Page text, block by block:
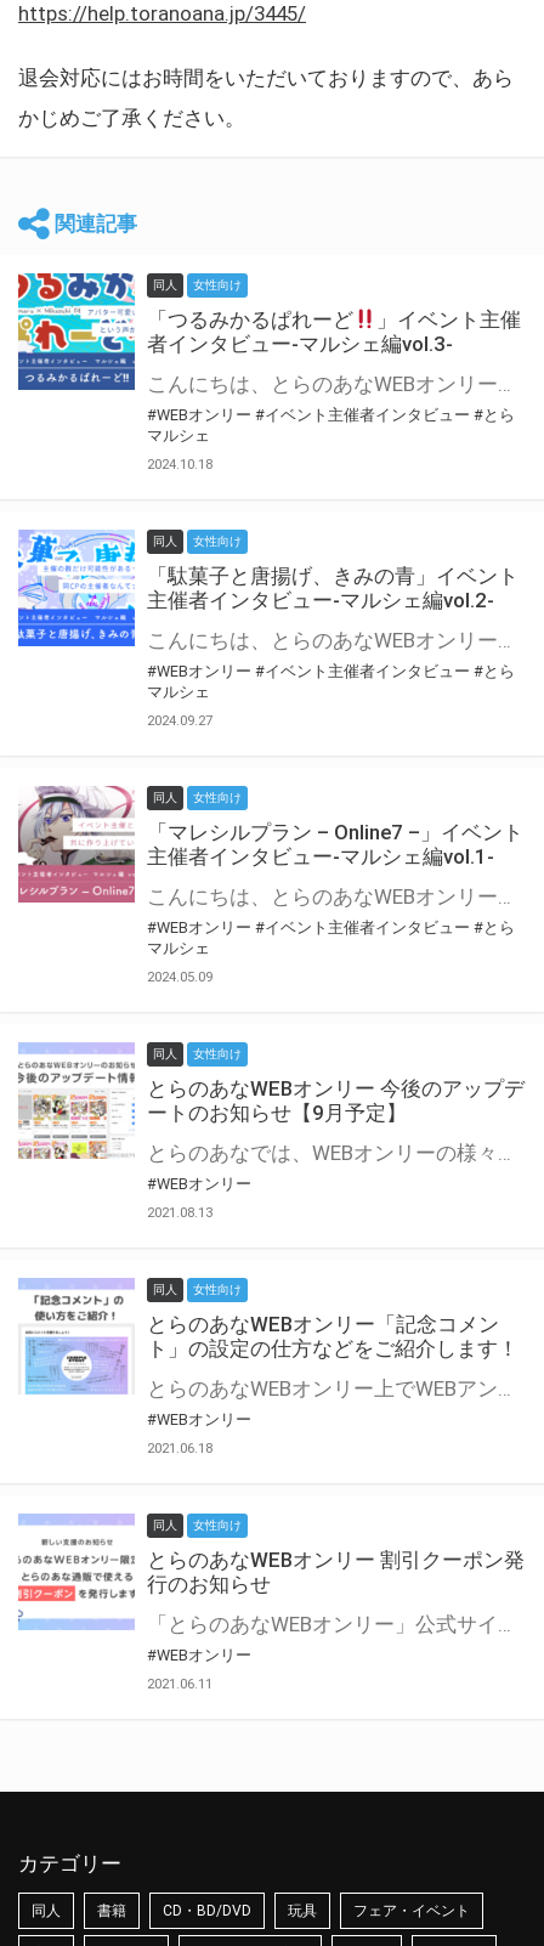
https://help.toranoana.jp/3445/
退会対応にはお時間をいただいておりますので、あら
かじめご了承ください。
関連記事
同人 女性向け
「つるみかるぱれーど
」イベント主催
者インタビュー-マルシェ編vol.3-
こんにちは、とらのあなWEBオンリー運営スタッフです。 新たにお届けする、イベント主催者インタビュー-マルシェ編-は、 とらのあなWEBオンリー「マルシェ」をご利用した主催様に 「マルシェ」を使って開催した感想や心がけをお聞きする企画です。 今回は、WEBオンリー初開催「つるみかるぱれーど
#WEBオンリー #イベント主催者インタビュー #とら
マルシェ
2024.10.18
同人 女性向け
「駄菓子と唐揚げ、きみの青」イベント
主催者インタビュー-マルシェ編vol.2-
こんにちは、とらのあなWEBオンリー運営スタッフです。 新たにお届けする、イベント主催者インタビュー-マルシェ編-は、 とらのあなWEBオンリー「マルシェ」をご利用の主催様に 「マルシェ」を使ってイベントを開催した感想や心がけをお聞きする企画です。 今回は、WEBオンリー初開催「駄菓子と唐揚げ、きみの青」より、 主催のぎこ六屋様にお話を伺いました。 協力：ぎこ六屋様／イベント公式Twitter（@krkgwks） とらのあなWEBオンリー「マルシェ」とは？ WEBオンリーでリアルタイムでコミュニケーションがとれるオンライン会場です。
#WEBオンリー #イベント主催者インタビュー #とら
マルシェ
2024.09.27
同人 女性向け
「マレシルプラン – Online7 –」イベント
主催者インタビュー-マルシェ編vol.1-
こんにちは、とらのあなWEBオンリー運営スタッフです。 新たにお届けする、イベント主催者インタビュー-マルシェ編-は、 とらのあなWEBオンリー「マルシェ」をご利用した主催様に 「マルシェ」を使って開催した感想や心がけをお聞きする企画です。 今回は、WEBオンリー開催7回目迎えた「マレシルプラン – Online7 –」より、 主催の玉川うた様にお話を伺いました。 ▼マレシルプランのインタビュー前回記事 「イベント主催者インタビュー vol.6」はこちら 協力：玉川うた様（マレシルプラン実行委員会 代表）／イベント公式Twitter（@mallesil_plan） とらのあなWEBオンリー「マルシェ」とは？ WEBオンリーでリアルタイムでコミュニケーションがとれるオンライン会場です。
#WEBオンリー #イベント主催者インタビュー #とら
マルシェ
2024.05.09
同人 女性向け
とらのあなWEBオンリー 今後のアップデ
ートのお知らせ【9月予定】
とらのあなでは、WEBオンリーの様々な支援を実施しています。 今回は2021年9月に実装を予定しているアップデート情報についてご紹介いたします。 とらのあなWEBオンリーサイトはこちら
#WEBオンリー
2021.08.13
同人 女性向け
とらのあなWEBオンリー「記念コメン
ト」の設定の仕方などをご紹介します！
とらのあなWEBオンリー上でWEBアンソロジーが作成できる「記念コメント」について、その使い方や作成手順を解説します！ 支援タイプを「サークル参加型」「サークル参加型・マルシェ(イベント会場)機能付き」でお申し込みいただいている主催者様はぜひご活用ください♪ とらのあなWEBオンリーサイトはこちら
#WEBオンリー
2021.06.18
同人 女性向け
とらのあなWEBオンリー 割引クーポン発
行のお知らせ
「とらのあなWEBオンリー」公式サイトでとらのあな通販の「割引クーポン」を配布中！ イベントごとに開催当日限定で使える割引クーポンのシリアルコードを発行します。 とらのあなWEBオンリーのページをチェックして、イベント当日にお得にお買い物を楽しみましょう♪ ※本キャンペーンは予告なく終了する場合がございます。 とらのあなWEBオンリーサイトはこちら
#WEBオンリー
2021.06.11
カテゴリー
同人 書籍 CD・BD/DVD 玩具 フェア・イベント